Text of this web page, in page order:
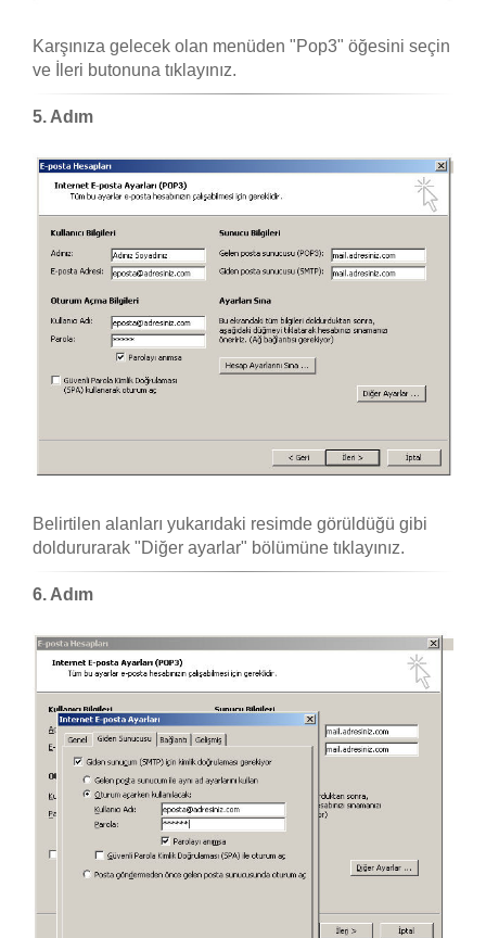
Karşınıza gelecek olan menüden "Pop3" öğesini seçin
ve İleri butonuna tıklayınız.
5. Adım
Belirtilen alanları yukarıdaki resimde görüldüğü gibi
doldururarak "Diğer ayarlar" bölümüne tıklayınız.
6. Adım